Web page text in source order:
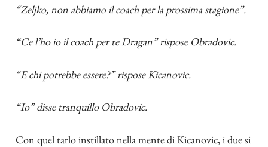
“Zeljko, non abbiamo il coach per la prossima stagione”.
“Ce l’ho io il coach per te Dragan” rispose Obradovic.
“E chi potrebbe essere?” rispose Kicanovic.
“Io” disse tranquillo Obradovic.
Con quel tarlo instillato nella mente di Kicanovic, i due si